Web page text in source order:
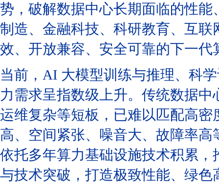
势，破解数据中心长期面临的性
制造、金融科技、科研教育、互
效、开放兼容、安全可靠的下一
当前，AI 大模型训练与推理、科
力需求呈指数级上升。传统数据
运维复杂等短板，已难以匹配高
高、空间紧张、噪音大、故障率
依托多年算力基础设施技术积累，
与技术突破，打造极致性能、绿